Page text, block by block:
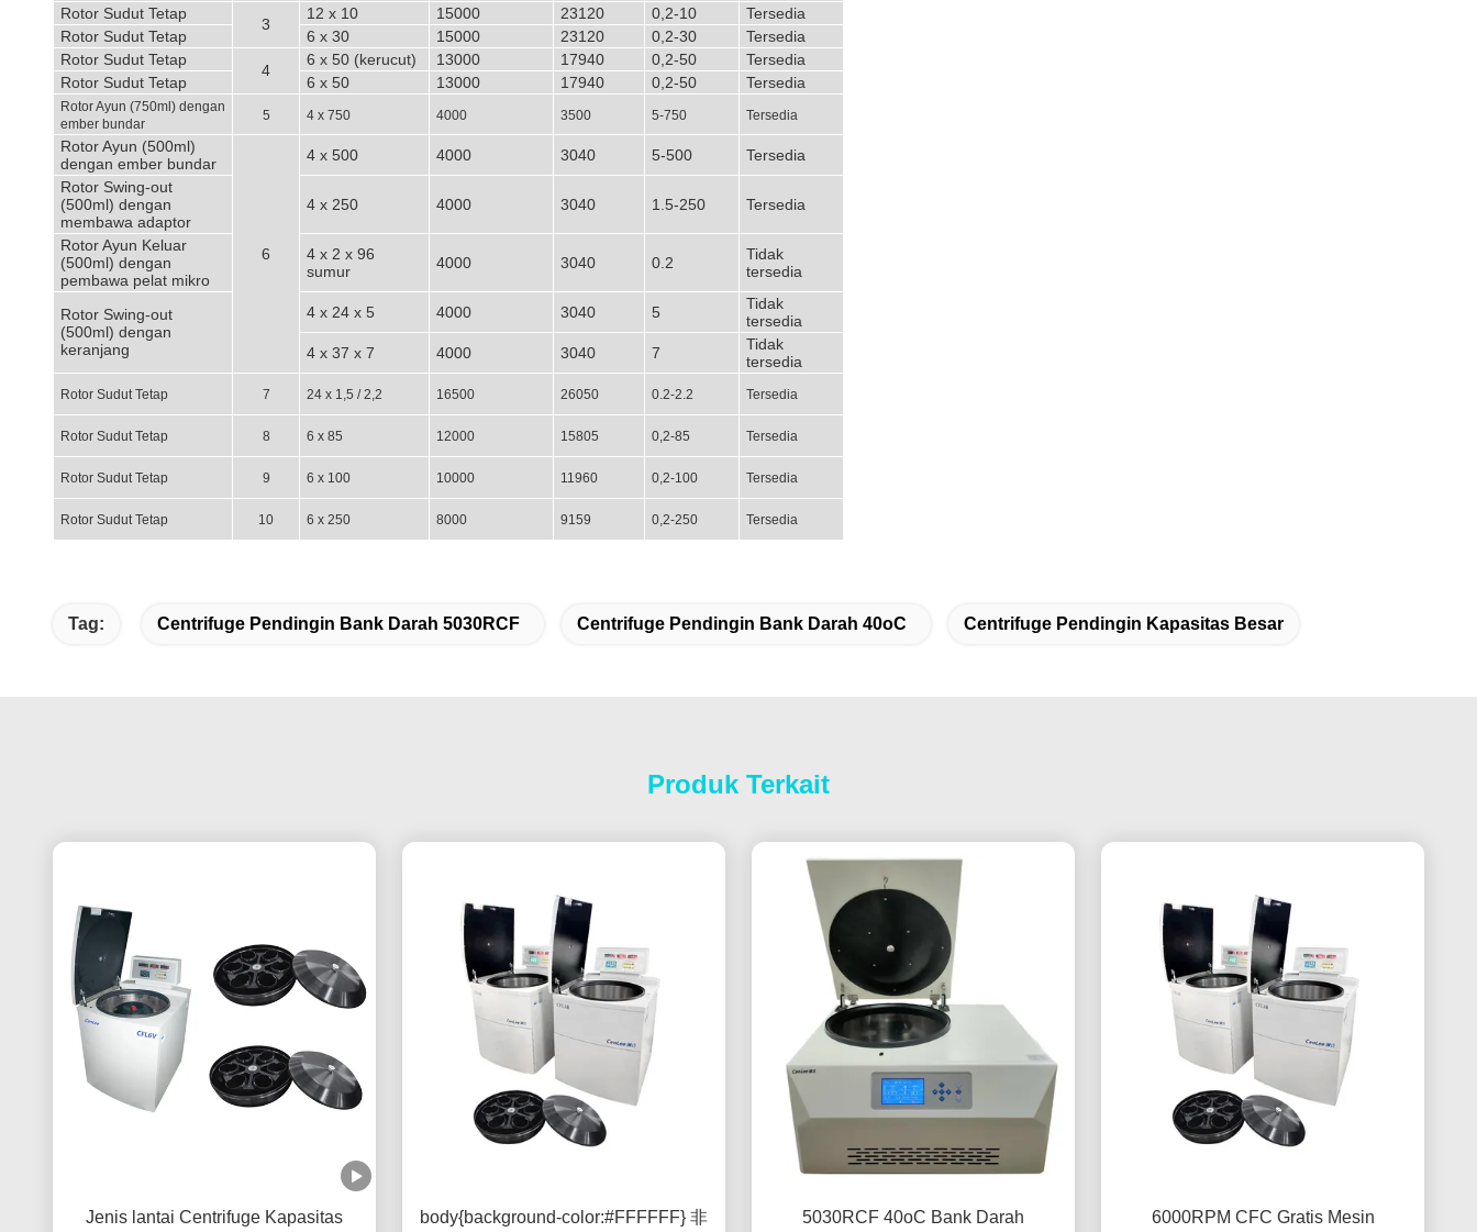
Rotor Sudut Tetap
3
12 x 10 15000 23120 0,2-10
Tersedia
Rotor Sudut Tetap
6 x 30 15000 23120 0,2-30
Tersedia
Rotor Sudut Tetap
4
6 x 50 (kerucut) 13000 17940 0,2-50
Tersedia
Rotor Sudut Tetap
6 x 50 13000 17940 0,2-50 Tersedia
Rotor Ayun (750ml) dengan
ember bundar
5 4 x 750 4000 3500 5-750 Tersedia
Rotor Ayun (500ml)
dengan ember bundar
6
4 x 500 4000 3040 5-500
Tersedia
Rotor Swing-out
(500ml) dengan
membawa adaptor
4 x 250 4000 3040 1.5-250 Tersedia
Rotor Ayun Keluar
(500ml) dengan
pembawa pelat mikro
4 x 2 x 96
sumur
4000 3040 0.2
Tidak
tersedia
Rotor Swing-out
(500ml) dengan
keranjang
4 x 24 x 5 4000 3040 5
Tidak
tersedia
4 x 37 x 7
4000 3040 7
Tidak
tersedia
Rotor Sudut Tetap 7 24 x 1,5 / 2,2 16500 26050 0.2-2.2 Tersedia
Rotor Sudut Tetap 8 6 x 85 12000 15805 0,2-85 Tersedia
Rotor Sudut Tetap 9 6 x 100 10000 11960 0,2-100 Tersedia
Rotor Sudut Tetap 10 6 x 250 8000 9159 0,2-250 Tersedia
Tag: Centrifuge Pendingin Bank Darah 5030RCF Centrifuge Pendingin Bank Darah 40oC Centrifuge Pendingin Kapasitas Besar
Produk Terkait
Jenis lantai Centrifuge Kapasitas body{background-color:#FFFFFF} 非 5030RCF 40oC Bank Darah 6000RPM CFC Gratis Mesin